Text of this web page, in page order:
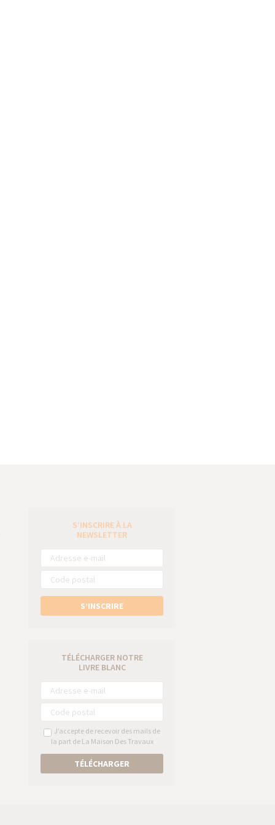
S’INSCRIRE À LA
NEWSLETTER
S’INSCRIRE
TÉLÉCHARGER NOTRE
LIVRE BLANC
J’accepte de recevoir des mails de
la part de La Maison Des Travaux
TÉLÉCHARGER